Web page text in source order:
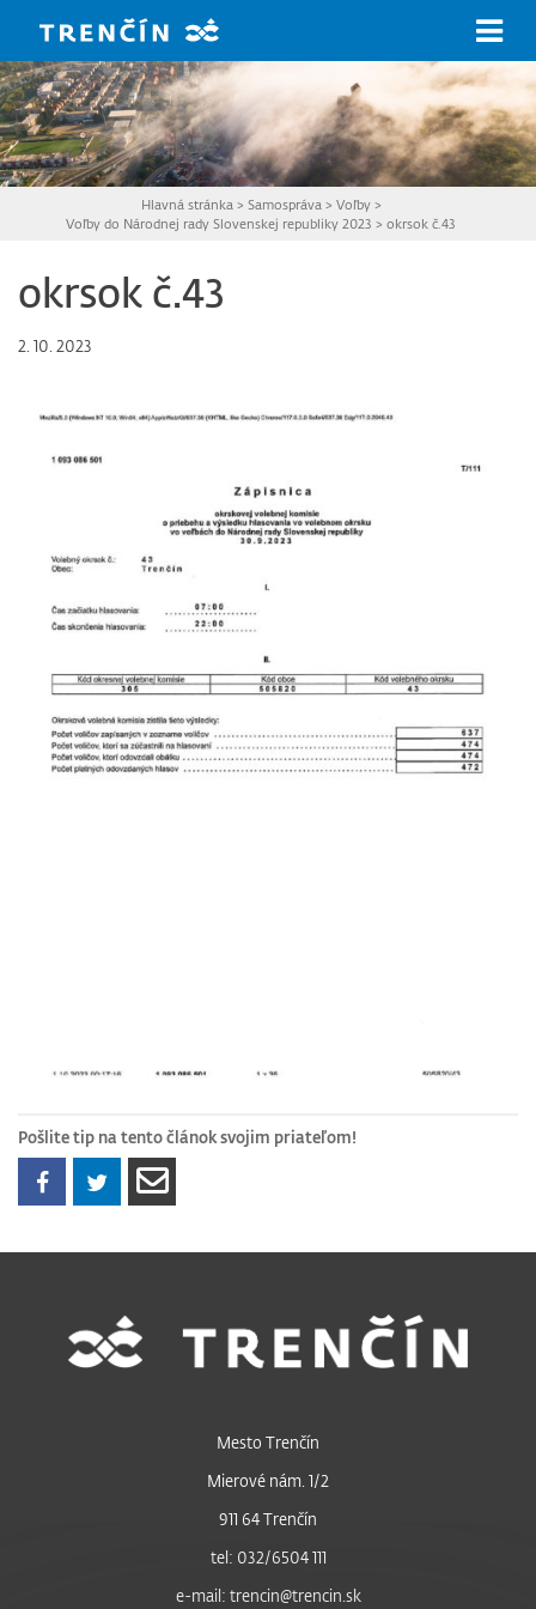
Hlavná stránka > Samospráva > Voľby>
Voľby do Národnej rady Slovenskej republiky 2023 >okrsok č.43
okrsok č.43
2. 10. 2023
Pošlite tip na tento článok svojim priateľom!
Mesto Trenčín
Mierové nám. 1/2
911 64 Trenčín
tel: 032/6504 111
e-mail: trencin@trencin.sk